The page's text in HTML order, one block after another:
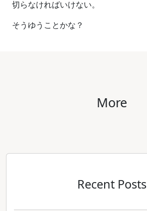
切らなければいけない。
そうゆうことかな？
More
Recent Posts